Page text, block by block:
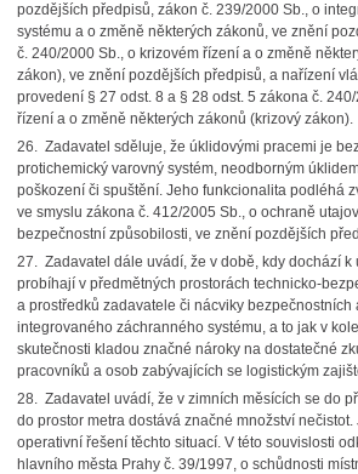
pozdějších předpisů, zákon č. 239/2000 Sb., o
systému a o změně některých zákonů, ve znění
č. 240/2000 Sb., o krizovém řízení a o změně
zákon), ve znění pozdějších předpisů, a nařízení
provedení § 27 odst. 8 a § 28 odst. 5 zákona č.
řízení a o změně některých zákonů (krizový zákon).
26. Zadavatel sděluje, že úklidovými pracemi je
protichemický varovný systém, neodborným
poškození či spuštění. Jeho funkcionalita podléhá
ve smyslu zákona č. 412/2005 Sb., o ochraně
bezpečnostní způsobilosti, ve znění pozdějších
27. Zadavatel dále uvádí, že v době, kdy dochází k
probíhají v předmětných prostorách technicko-
a prostředků zadavatele či nácviky bezpečnostních
integrovaného záchranného systému, a to jak v
skutečnosti kladou značné nároky na dostatečné
pracovníků a osob zabývajících se logistickým
28. Zadavatel uvádí, že v zimních měsících se do
do prostor metra dostává značné množství
operativní řešení těchto situací. V této souvislosti
hlavního města Prahy č. 39/1997, o schůdnosti